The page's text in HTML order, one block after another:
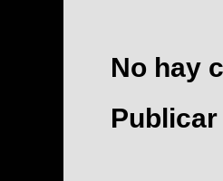
No hay